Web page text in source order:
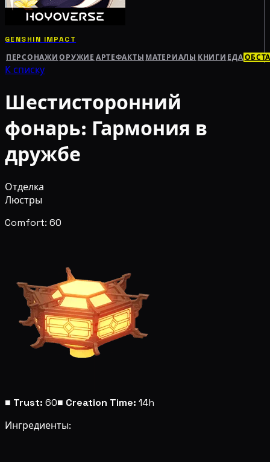
GENSHIN IMPACT
ПЕРСОНАЖИ ОРУЖИЕ АРТЕФАКТЫ МАТЕРИАЛЫ КНИГИ ЕДА
К списку
Шестисторонний
фонарь: Гармония в
дружбе
Отделка
Люстры
Comfort: 60
■ Trust: 60■ Creation Time: 14h
Ингредиенты: